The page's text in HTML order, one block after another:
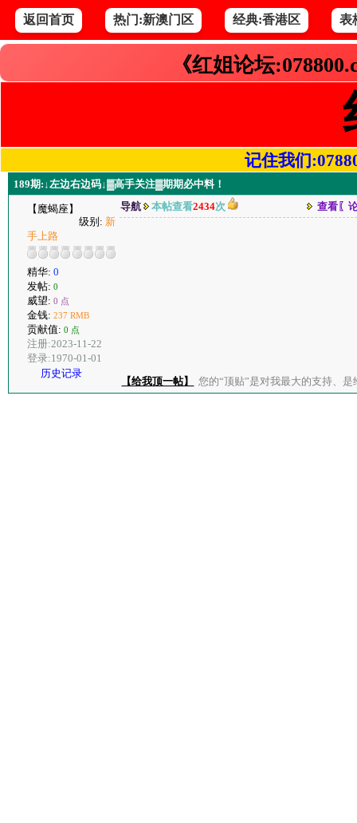
返回首页 热门:新澳门区 经典:香港区 表
《红姐论坛
记住我们
189期:↓左边右边码↓▓高手关注▓期期必中料！
【魔蝎座】
级别: 新
手上路
精华: 0
发帖: 0
威望: 0 点
金钱: 237 RMB
贡献值: 0 点
注册:2023-11-22
登录:1970-01-01
历史记录
导航 本帖查看2434次 查看〖
【给我顶一帖】 您的“顶贴”是对我最大的支持、